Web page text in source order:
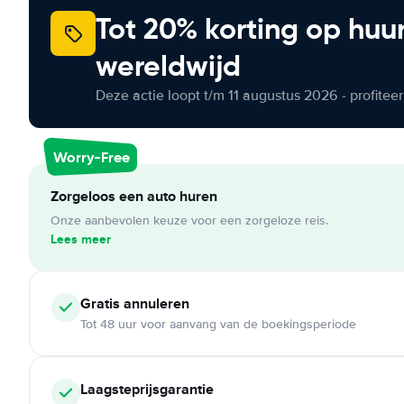
Tot 20% korting op
wereldwijd
Deze actie loopt t/m 11 augustus 2026 -
Worry-Free
Zorgeloos een auto huren
Onze aanbevolen keuze voor een zorgeloze reis.
Lees meer
Gratis annuleren
Tot 48 uur voor aanvang van de boekingsperiode
Laagsteprijsgarantie